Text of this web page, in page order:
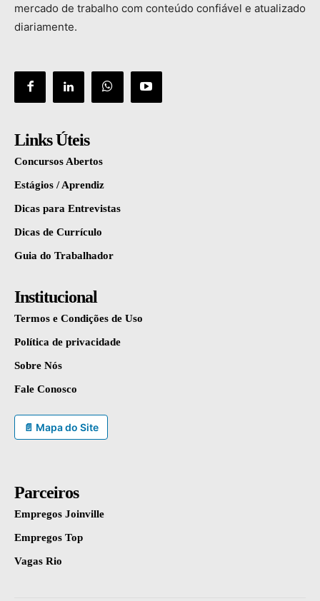
mercado de trabalho com conteúdo confiável e atualizado
diariamente.
Links Úteis
Concursos Abertos
Estágios / Aprendiz
Dicas para Entrevistas
Dicas de Currículo
Guia do Trabalhador
Institucional
Termos e Condições de Uso
Política de privacidade
Sobre Nós
Fale Conosco
📄 Mapa do Site
Parceiros
Empregos Joinville
Empregos Top
Vagas Rio